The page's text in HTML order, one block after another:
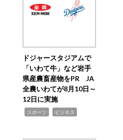
ドジャースタジアムで
「いわて牛」など岩手
県産農畜産物をPR JA
全農いわてが8月10日～
12日に実施
スポーツ ビジネス